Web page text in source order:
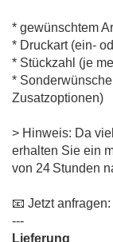
* gewünschtem
* Druckart (ein-
* Stückzahl (je
*
Zusatzoptionen)
> Hinweis: Da
erhalten Sie ein
von 24 Stunden
📧 Jetzt anfragen:
---
Lieferung